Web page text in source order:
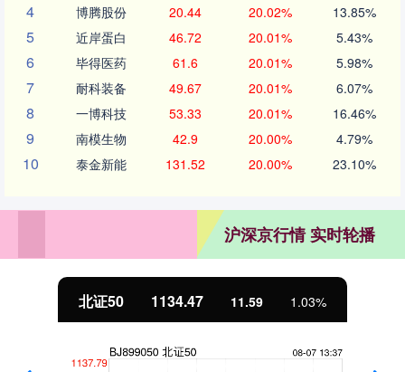
4 博腾股份 20.44 20.02% 13.85%
5 近岸蛋白 46.72 20.01% 5.43%
6 毕得医药 61.6 20.01% 5.98%
7 耐科装备 49.67 20.01% 6.07%
8 一博科技 53.33 20.01% 16.46%
9 南模生物 42.9 20.00% 4.79%
10 泰金新能 131.52 20.00% 23.10%
沪深京行情 实时轮播
北证50 1134.47 11.59 1.03%